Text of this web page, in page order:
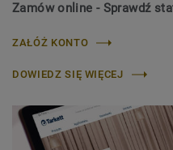
Zamów online - Sprawdź
ZAŁÓŻ KONTO
DOWIEDZ SIĘ WIĘCEJ